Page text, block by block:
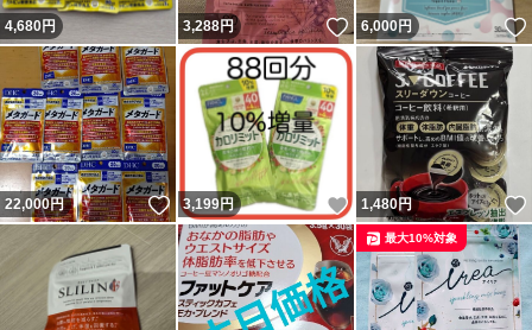
4,680円 3,288円 いいね！
6,000円
22,000円 いいね！
3,199円 いいね！
1,480円
最大10%対象